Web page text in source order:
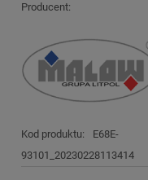
Producent:
Kod produktu:
E68E-
93101_20230228113414